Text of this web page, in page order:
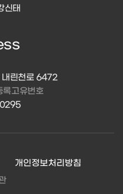
신태
내린천로 6472
록고유번호
개인정보처리방침